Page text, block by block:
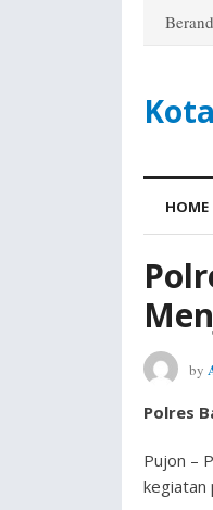
HOME
by
Polres
Pujon –
kegiatan